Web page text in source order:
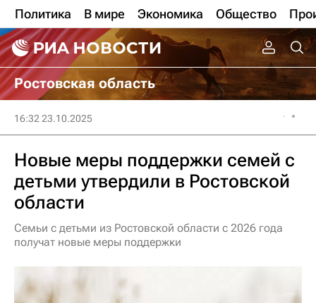
Политика В мире Экономика Общество
Ростовская область
16:32 23.10.2025
Новые меры поддержки семей с
детьми утвердили в Ростовской
области
Семьи с детьми из Ростовской области с 2026 года
получат новые меры поддержки